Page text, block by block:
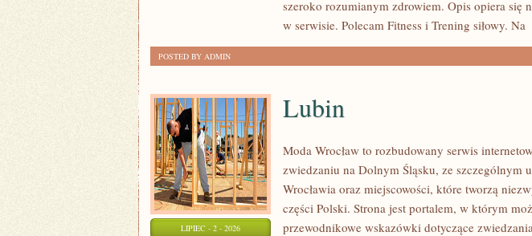
szeroko rozumianym zdrowiem. Opis opiera się
w serwisie. Polecam Fitness i Trening siłowy. Na
POSTED BY ADMIN
LIPIEC - 2 - 2026
Lubin
Moda Wrocław to rozbudowany serwis
zwiedzaniu na Dolnym Śląsku, ze szczególnym
Wrocławia oraz miejscowości, które tworzą
części Polski. Strona jest portalem, w którym
przewodnikowe wskazówki dotyczące